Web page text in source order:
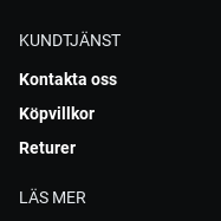
KUNDTJÄNST
Kontakta oss
Köpvillkor
Returer
LÄS MER